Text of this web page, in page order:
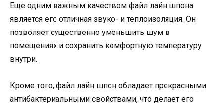
Еще одним важным качеством файл лайн шпона
является его отличная звуко- и теплоизоляция. Он
позволяет существенно уменьшить шум в
помещениях и сохранить комфортную температуру
внутри.
Кроме того, файл лайн шпон обладает прекрасными
антибактериальными свойствами, что делает его